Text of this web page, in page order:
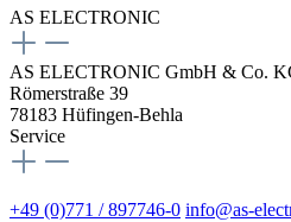
AS ELECTRONIC
AS ELECTRONIC GmbH & Co.
Römerstraße 39
78183 Hüfingen-Behla
Service
+49 (0)771 / 897746-0 info@as-